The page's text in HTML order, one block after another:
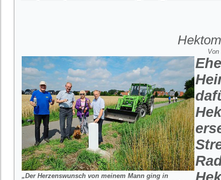
Von
„Der Herzenswunsch von meinem Mann ging in